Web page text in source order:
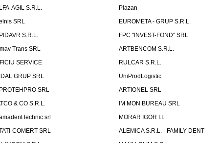
AGIL S.R.L.
Plazan
SRL
EUROMETA - GRUP S.R.L.
S.R.L.
FPC "INVEST-FOND" SRL
Trans SRL
ARTBENCOM S.R.L.
SERVICE
RULCAR S.R.L.
GRUP SRL
UniProdLogistic
SRL
ARTIONEL SRL
& CO S.R.L.
IM MON BUREAU SRL
technic srl
MORAR IGOR I.I.
COMERT SRL
ALEMICA S.R.L. - FAMILY DENT